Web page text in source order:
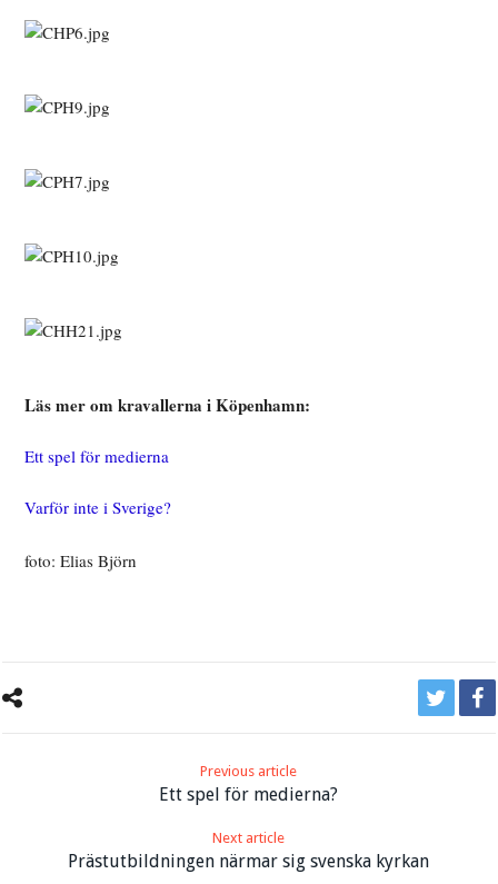
Läs mer om kravallerna i Köpenhamn:
Ett spel för medierna
Varför inte i Sverige?
foto: Elias Björn
Previous article
Ett spel för medierna?
Next article
Prästutbildningen närmar sig svenska kyrkan